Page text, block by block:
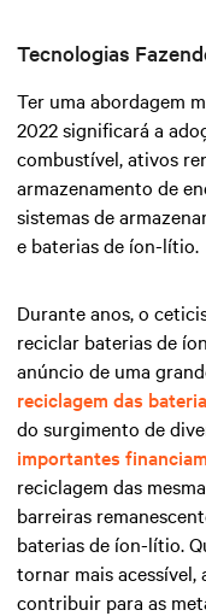
Tecnologias
Ter uma abordagem
2022 significará a
combustível, ativos
armazenamento de
sistemas de
e baterias de íon-lítio.
Durante anos, o
reciclar baterias de
anúncio de uma
reciclagem das
do surgimento de
importantes
reciclagem das
barreiras
baterias de íon-lítio.
tornar mais acessível,
contribuir para as